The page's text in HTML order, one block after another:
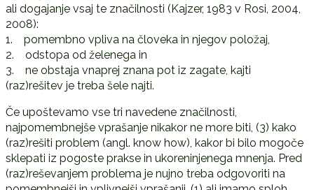
ali dogajanje vsaj te značilnosti (Kajzer, 1983 v Rosi, 2004,
2008):
1. pomembno vpliva na človeka in njegov položaj,
2. odstopa od želenega in
3. ne obstaja vnaprej znana pot iz zagate, kajti
(raz)rešitev je treba šele najti.
Če upoštevamo vse tri navedene značilnosti,
najpomembnejše vprašanje nikakor ne more biti, (3) kako
(raz)rešiti problem (angl. know how), kakor bi bilo mogoče
sklepati iz pogoste prakse in ukoreninjenega mnenja. Pred
(raz)reševanjem problema je nujno treba odgovoriti na